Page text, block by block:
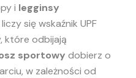
i legginsy
się wskaźnik UPF
które odbijają
sportowy dobierz o
w zależności od